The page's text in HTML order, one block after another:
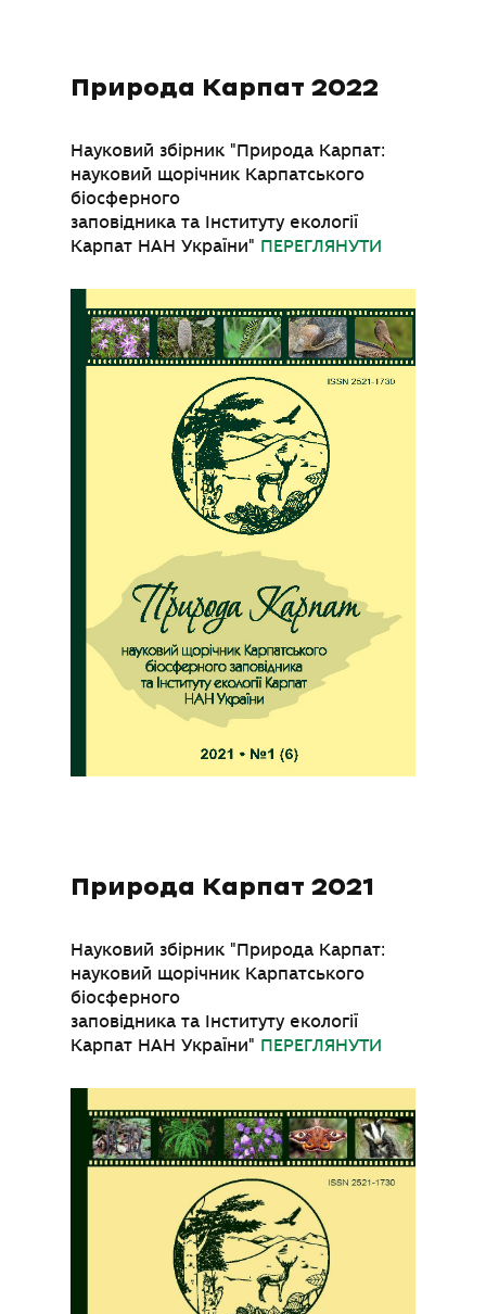
Природа Карпат 2022
Науковий збірник "Природа Карпат:
науковий щорічник Карпатського
біосферного
заповідника та Інституту екології
Карпат НАН України" ПЕРЕГЛЯНУТИ
Природа Карпат 2021
Науковий збірник "Природа Карпат:
науковий щорічник Карпатського
біосферного
заповідника та Інституту екології
Карпат НАН України" ПЕРЕГЛЯНУТИ